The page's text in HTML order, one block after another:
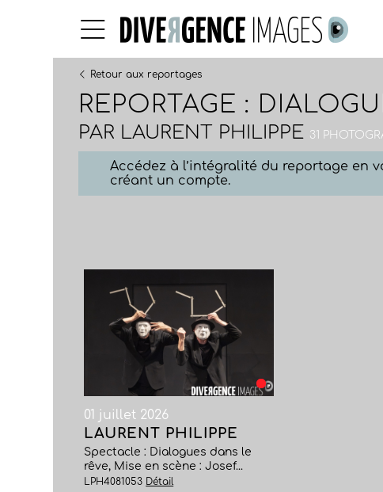
Retour aux reportages
REPORTAGE :
PAR LAURENT PHILIPPE 31
Accédez à l’intégralité du reportage en
créant un compte.
01 juillet 2026
LAURENT PHILIPPE
Spectacle : Dialogues dans le
rêve, Mise en scène : Josef...
LPH4081053 Détail